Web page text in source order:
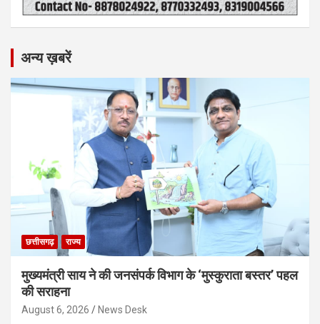
अन्य ख़बरें
छत्तीसगढ़ राज्य
मुख्यमंत्री साय ने की जनसंपर्क विभाग के ‘मुस्कुराता बस्तर’ पहल
की सराहना
August 6, 2026 News Desk